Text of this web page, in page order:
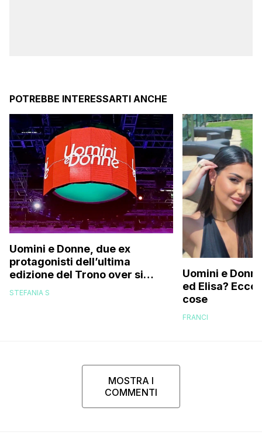
POTREBBE INTERESSARTI ANCHE
Uomini e Donne, due ex
protagonisti dell’ultima
edizione del Trono over si
stanno frequentando fuori dal
STEFANIA S
Uomini e
ed Elisa? Ecco
cose
FRANCI
MOSTRA I
COMMENTI